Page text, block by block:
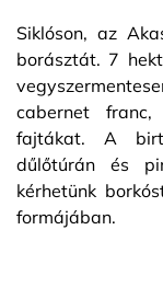
Siklóson, az
borásztát. 7
cabernet
fajtákat. A
dűlőtúrán és
kérhetünk
formájában.